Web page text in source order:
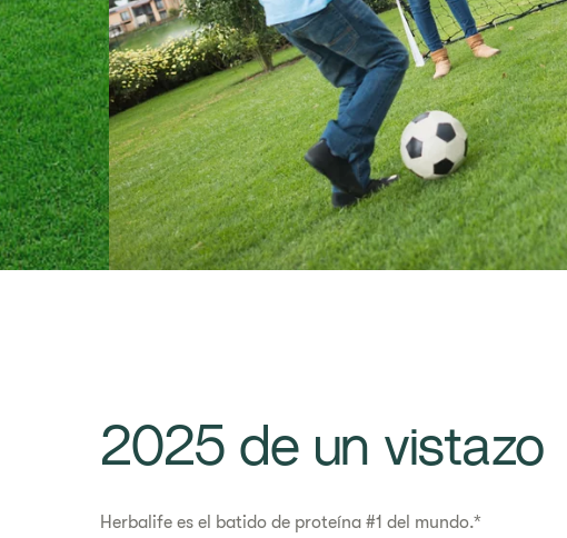
​2025 de un vistazo
Herbalife es el batido de proteína #1 del mundo.*